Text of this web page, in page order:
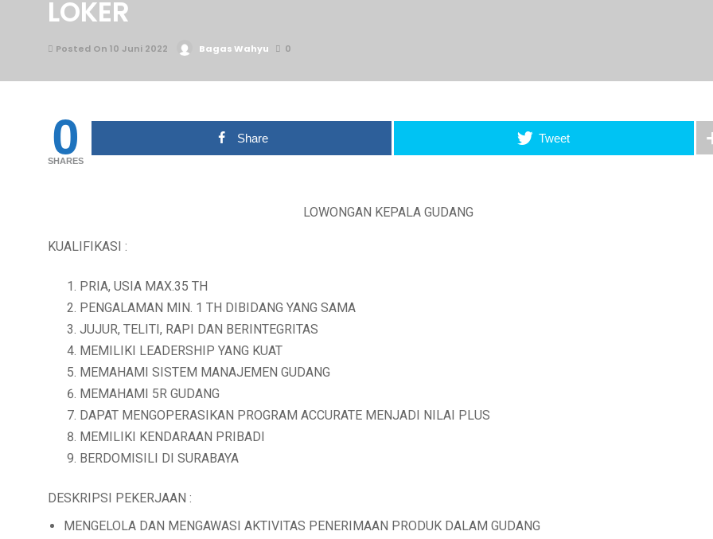
LOKER
Posted On 10 Juni 2022 Bagas Wahyu 0
0
SHARES
Share Tweet
LOWONGAN KEPALA GUDANG
KUALIFIKASI :
PRIA, USIA MAX.35 TH
PENGALAMAN MIN. 1 TH DIBIDANG YANG SAMA
JUJUR, TELITI, RAPI DAN BERINTEGRITAS
MEMILIKI LEADERSHIP YANG KUAT
MEMAHAMI SISTEM MANAJEMEN GUDANG
MEMAHAMI 5R GUDANG
DAPAT MENGOPERASIKAN PROGRAM ACCURATE MENJADI NILAI PLUS
MEMILIKI KENDARAAN PRIBADI
BERDOMISILI DI SURABAYA
DESKRIPSI PEKERJAAN :
MENGELOLA DAN MENGAWASI AKTIVITAS PENERIMAAN PRODUK DALAM GUDANG